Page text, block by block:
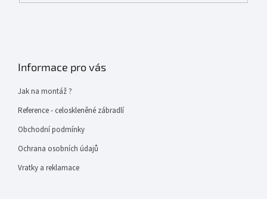
Informace pro vás
Jak na montáž ?
Reference - celoskleněné zábradlí
Obchodní podmínky
Ochrana osobních údajů
Vratky a reklamace